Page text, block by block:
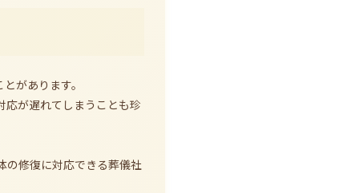
があります。
応が遅れてしまうことも珍
の修復に対応できる葬儀社